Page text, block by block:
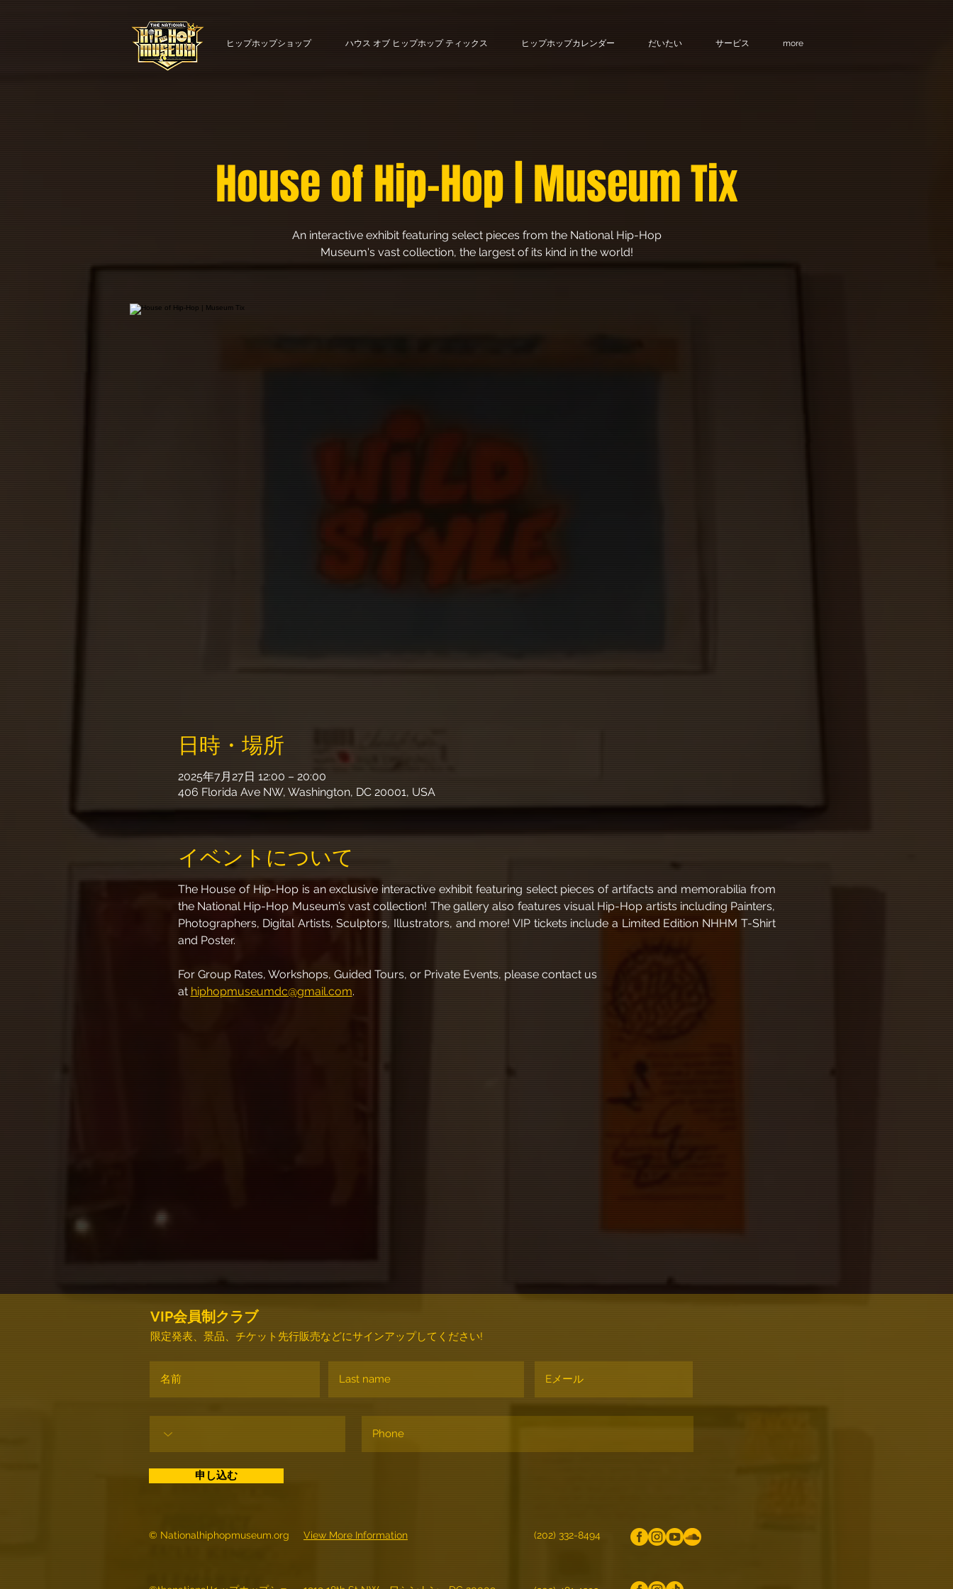
ヒップホップショップ ハウス オブ ヒップホップ ティックス ヒップホップカレンダー だいたい サービス more
House of Hip-Hop | Museum Tix
An interactive exhibit featuring select pieces from the National Hip-Hop
Museum's vast collection, the largest of its kind in the world!
日時・場所
2025年7月27日 12:00 – 20:00
406 Florida Ave NW, Washington, DC 20001, USA
イベントについて
The House of Hip-Hop is an exclusive interactive exhibit featuring select pieces of artifacts and memorabilia from
the National Hip-Hop Museum’s vast collection! The gallery also features visual Hip-Hop artists including Painters,
Photographers, Digital Artists, Sculptors, Illustrators, and more! VIP tickets include a Limited Edition NHHM T-Shirt
and Poster.
For Group Rates, Workshops, Guided Tours, or Private Events, please contact us
at hiphopmuseumdc@gmail.com.
VIP会員制クラブ
限定発表、景品、チケット先行販売などにサインアップしてください!
申し込む
View More Information
© Nationalhiphopmuseum.org (202) 332-8494